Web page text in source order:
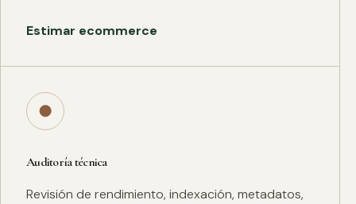
Estimar ecommerce
●
Auditoría técnica
Revisión de rendimiento, indexación, metadatos,